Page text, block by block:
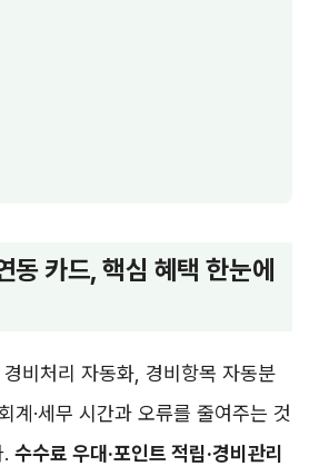
동 카드, 핵심 혜택 한눈에
비처리 자동화, 경비항목 자동분
계·세무 시간과 오류를 줄여주는 것
수수료 우대·포인트 적립·경비관리